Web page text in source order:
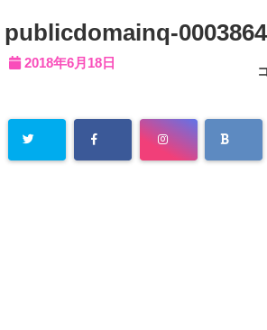
publicdomainq-
2018年6月18日